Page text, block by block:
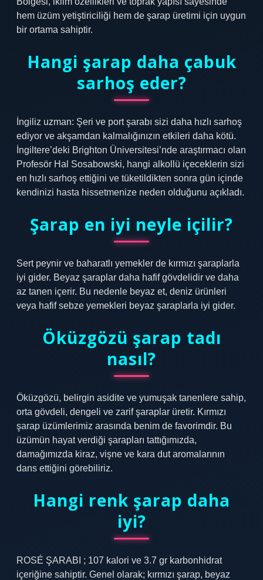
hem üzüm yetiştiriciliği hem de şarap üretimi için uygun
bir ortama sahiptir.
Hangi şarap daha çabuk
sarhoş eder?
İngiliz uzman: Şeri ve port şarabı sizi daha hızlı sarhoş
ediyor ve akşamdan kalmalığınızın etkileri daha kötü.
İngiltere’deki Brighton Üniversitesi’nde araştırmacı olan
Profesör Hal Sosabowski, hangi alkollü içeceklerin sizi
en hızlı sarhoş ettiğini ve tüketildikten sonra gün içinde
kendinizi hasta hissetmenize neden olduğunu açıkladı.
Şarap en iyi neyle içilir?
Sert peynir ve baharatlı yemekler de kırmızı şaraplarla
iyi gider. Beyaz şaraplar daha hafif gövdelidir ve daha
az tanen içerir. Bu nedenle beyaz et, deniz ürünleri
veya hafif sebze yemekleri beyaz şaraplarla iyi gider.
Öküzgözü şarap tadı
nasıl?
Öküzgözü, belirgin asidite ve yumuşak tanenlere sahip,
orta gövdeli, dengeli ve zarif şaraplar üretir. Kırmızı
şarap üzümlerimiz arasında benim de favorimdir. Bu
üzümün hayat verdiği şarapları tattığımızda,
damağımızda kiraz, vişne ve kara dut aromalarının
dans ettiğini görebiliriz.
Hangi renk şarap daha
iyi?
ROSÉ ŞARABI ; 107 kalori ve 3.7 gr karbonhidrat
içeriğine sahiptir. Genel olarak; kırmızı şarap, beyaz